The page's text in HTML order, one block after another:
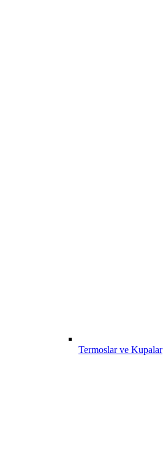
Termoslar ve Kupalar